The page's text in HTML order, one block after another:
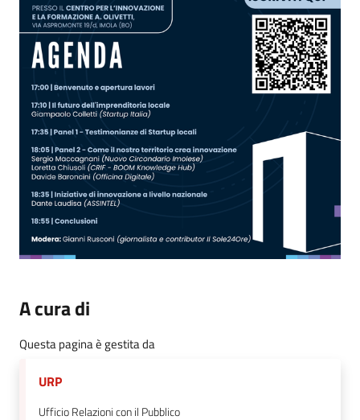
A cura di
Questa pagina è gestita da
URP
Ufficio Relazioni con il Pubblico